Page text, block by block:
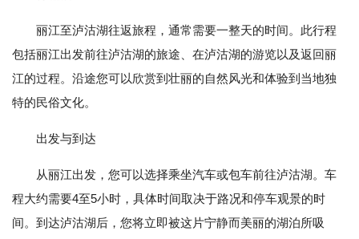
丽江至泸沽湖往返旅程，通常需要一整天的时间。此行程
包括丽江出发前往泸沽湖的旅途、在泸沽湖的游览以及返回丽
江的过程。沿途您可以欣赏到壮丽的自然风光和体验到当地独
特的民俗文化。
出发与到达
从丽江出发，您可以选择乘坐汽车或包车前往泸沽湖。车
程大约需要4至5小时，具体时间取决于路况和停车观景的时
间。到达泸沽湖后，您将立即被这片宁静而美丽的湖泊所吸